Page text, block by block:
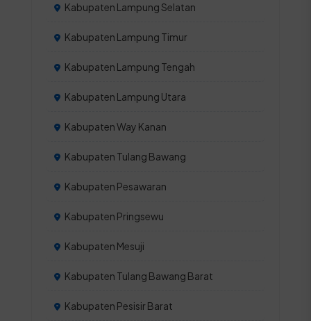
Kabupaten Lampung Selatan
Kabupaten Lampung Timur
Kabupaten Lampung Tengah
Kabupaten Lampung Utara
Kabupaten Way Kanan
Kabupaten Tulang Bawang
Kabupaten Pesawaran
Kabupaten Pringsewu
Kabupaten Mesuji
Kabupaten Tulang Bawang Barat
Kabupaten Pesisir Barat